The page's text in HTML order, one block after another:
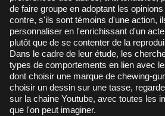
de faire groupe en adoptant les
contre, s'ils sont témoins d'une action,
personnaliser en l'enrichissant d'un
plutôt que de se contenter de la
Dans le cadre de leur étude, les
types de comportements en lien avec
dont choisir une marque de chewing-
choisir un dessin sur une tasse,
sur la chaine Youtube, avec toutes les
que l'on peut imaginer.